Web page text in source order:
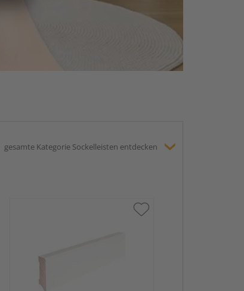
gesamte Kategorie Sockelleisten entdecken